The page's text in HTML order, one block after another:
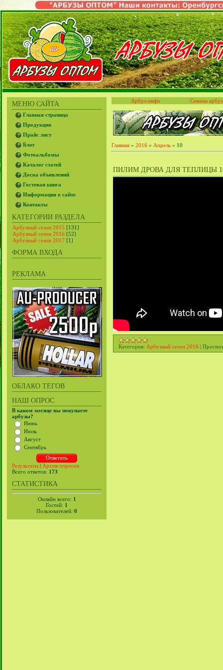
МЕНЮ САЙТА
Главная страница
Продукция
Прайс лист
Блог
Фотоальбомы
Каталог статей
Доска объявлений
Гостевая книга
Информация о сайте
Контакты
КАТЕГОРИИ РАЗДЕЛА
Арбузный сезон 2015 [131]
Арбузный сезон 2016 [52]
Арбузный сезон 2017 [1]
ФОРМА ВХОДА
РЕКЛАМА
ОБЛАКО ТЕГОВ
НАШ ОПРОС
В каком месяце вы покупаете
арбузы?
Июнь
Июль
Август
Сентябрь
Результаты | Архив опросов
Всего ответов: 173
СТАТИСТИКА
Онлайн всего: 1
Гостей: 1
Пользователей: 0
Арбуз-инфо Семена
Главная » 2016 » Апрель » 10
ПИЛИМ ДРОВА ДЛЯ ТЕПЛИЦЫ
Категория: Арбузный сезон 2016 |